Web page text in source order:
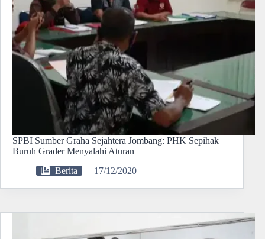
SPBI Sumber Graha Sejahtera Jombang: PHK Sepihak
Buruh Grader Menyalahi Aturan
Berita
17/12/2020